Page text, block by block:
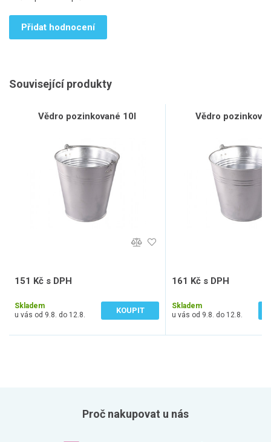
Přidat hodnocení
Související produkty
Vědro pozinkované 10l
151 Kč s DPH
Skladem
u vás od 9.8. do 12.8.
KOUPIT
Vědro
161 Kč s DPH
Skladem
u vás od 9.8. do 12.8.
Proč nakupovat u nás